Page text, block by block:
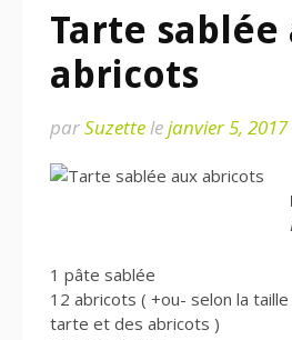
Tarte sablée
abricots
parSuzettelejanvier 5, 2017
1 pâte sablée
12 abricots ( +ou- selon la
tarte et des abricots )